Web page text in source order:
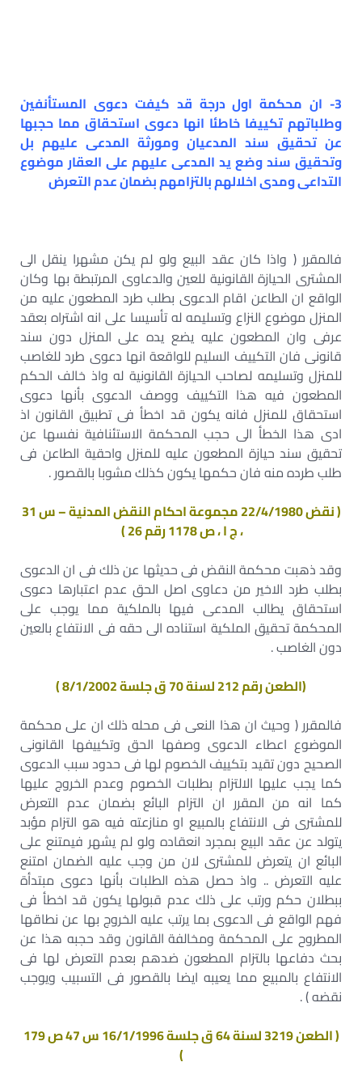
3- ان محكمة اول درجة قد كيفت دعوى المستأنفين
وطلباتهم تكييفا خاطئا انها دعوى استحقاق مما حجبها
عن تحقيق سند المدعيان ومورثة المدعى عليهم بل
وتحقيق سند وضع يد المدعى عليهم على العقار موضوع
التداعى ومدى اخلالهم بالتزامهم بضمان عدم التعرض
فالمقرر ( واذا كان عقد البيع ولو لم يكن مشهرا ينقل الى
المشترى الحيازة القانونية للعين والدعاوى المرتبطة بها وكان
الواقع ان الطاعن اقام الدعوى بطلب طرد المطعون عليه من
المنزل موضوع النزاع وتسليمه له تأسيسا على انه اشتراه بعقد
عرفى وان المطعون عليه يضع يده على المنزل دون سند
قانونى فان التكييف السليم للواقعة انها دعوى طرد للغاصب
للمنزل وتسليمه لصاحب الحيازة القانونية له واذ خالف الحكم
المطعون فيه هذا التكييف ووصف الدعوى بأنها دعوى
استحقاق للمنزل فانه يكون قد اخطأ فى تطبيق القانون اذ
ادى هذا الخطأ الى حجب المحكمة الاستئنافية نفسها عن
تحقيق سند حيازة المطعون عليه للمنزل واحقية الطاعن فى
طلب طرده منه فان حكمها يكون كذلك مشوبا بالقصور .
( نقض 22/4/1980 مجموعة احكام النقض المدنية – س 31
، ج ا ، ص 1178 رقم 26 )
وقد ذهبت محكمة النقض فى حديثها عن ذلك فى ان الدعوى
بطلب طرد الاخير من دعاوى اصل الحق عدم اعتبارها دعوى
استحقاق يطالب المدعى فيها بالملكية مما يوجب على
المحكمة تحقيق الملكية استناده الى حقه فى الانتفاع بالعين
دون الغاصب .
(الطعن رقم 212 لسنة 70 ق جلسة 8/1/2002 )
فالمقرر ( وحيث ان هذا النعى فى محله ذلك ان على محكمة
الموضوع اعطاء الدعوى وصفها الحق وتكييفها القانونى
الصحيح دون تقيد بتكييف الخصوم لها فى حدود سبب الدعوى
كما يجب عليها الالتزام بطلبات الخصوم وعدم الخروج عليها
كما انه من المقرر ان التزام البائع بضمان عدم التعرض
للمشترى فى الانتفاع بالمبيع او منازعته فيه هو التزام مؤبد
يتولد عن عقد البيع بمجرد انعقاده ولو لم يشهر فيمتنع على
البائع ان يتعرض للمشترى لان من وجب عليه الضمان امتنع
عليه التعرض .. واذ حصل هذه الطلبات بأنها دعوى مبتدأة
ببطلان حكم ورتب على ذلك عدم قبولها يكون قد اخطأ فى
فهم الواقع فى الدعوى بما يرتب عليه الخروج بها عن نطاقها
المطروح على المحكمة ومخالفة القانون وقد حجبه هذا عن
بحث دفاعها بالتزام المطعون ضدهم بعدم التعرض لها فى
الانتفاع بالمبيع مما يعيبه ايضا بالقصور فى التسبيب ويوجب
نقضه ) .
( الطعن 3219 لسنة 64 ق جلسة 16/1/1996 س 47 ص 179
)